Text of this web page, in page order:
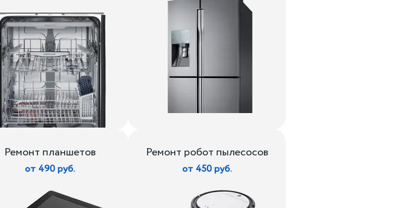
Ремонт планшетов
от 490 руб.
Ремонт робот пылесосов
от 450 руб.